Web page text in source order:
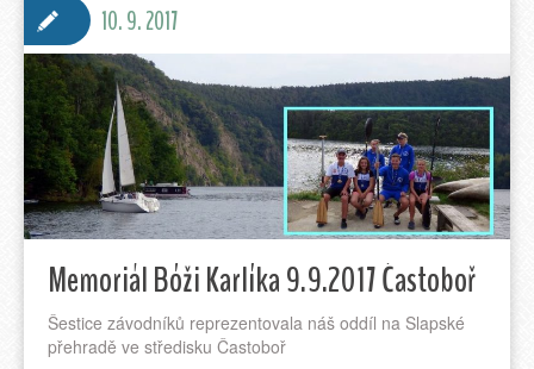
Memoriál Bóži Karlíka 9.9.2017 Častoboř
Šestice závodníků reprezentovala náš oddíl na Slapské
přehradě ve středisku Častoboř
10. 9. 2017